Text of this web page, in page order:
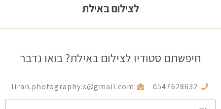
לצילום באילת
חיפשתם סטודיו לצילום באילת? בואו נדבר
0547628632
liran.photography.s@gmail.com